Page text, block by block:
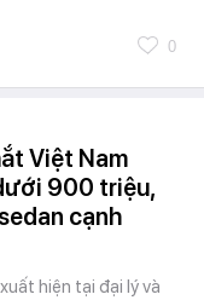
0
Việt Nam
900 triệu,
cạnh
hiện tại đại lý và